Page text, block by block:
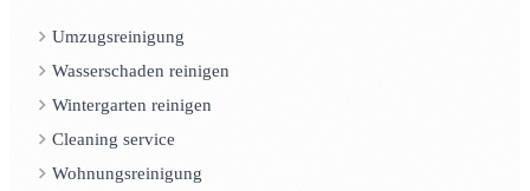
Umzugsreinigung
Wasserschaden reinigen
Wintergarten reinigen
Cleaning service
Wohnungsreinigung